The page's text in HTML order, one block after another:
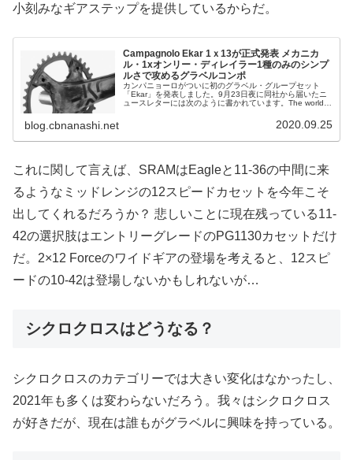
小刻みなギアステップを提供しているからだ。
Campagnolo Ekar 1ｘ13が正式発表 メカニカ
ル・1xオンリー・ディレイラー1種のみのシンプ
ルさで攻めるグラベルコンポ
カンパニョーロがついに初のグラベル・グループセット
「Ekar」を発表しました。9月23日夜に同社から届いたニ
ュースレターには次のように書かれています。The world’s
blog.cbnanashi.net 2020.09.25
これに関して言えば、SRAMはEagleと11-36の中間に来
るようなミッドレンジの12スピードカセットを今年こそ
出してくれるだろうか？ 悲しいことに現在残っている11-
42の選択肢はエントリーグレードのPG1130カセットだけ
だ。2×12 Forceのワイドギアの登場を考えると、12スピ
ードの10-42は登場しないかもしれないが…
シクロクロスはどうなる？
シクロクロスのカテゴリーでは大きい変化はなかったし、
2021年も多くは変わらないだろう。我々はシクロクロス
が好きだが、現在は誰もがグラベルに興味を持っている。